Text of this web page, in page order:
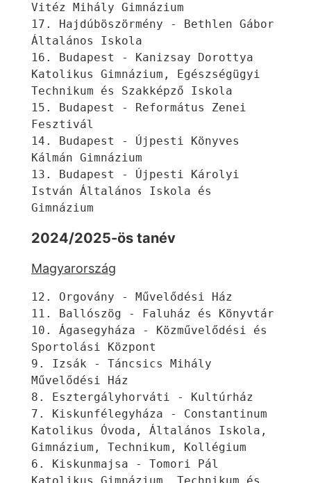
Vitéz Mihály Gimnázium
17. Hajdúböszörmény - Bethlen Gábor
Általános Iskola
16. Budapest - Kanizsay Dorottya
Katolikus Gimnázium, Egészségügyi
Technikum és Szakképző Iskola
15. Budapest - Református Zenei
Fesztivál
14. Budapest - Újpesti Könyves
Kálmán Gimnázium
13. Budapest - Újpesti Károlyi
István Általános Iskola és
Gimnázium
2024/2025-ös tanév
Magyarország
12. Orgovány - Művelődési Ház
11. Ballószög - Faluház és Könyvtár
10. Ágasegyháza - Közművelődési és
Sportolási Központ
9. Izsák - Táncsics Mihály
Művelődési Ház
8. Esztergályhorváti - Kultúrház
7. Kiskunfélegyháza - Constantinum
Katolikus Óvoda, Általános Iskola,
Gimnázium, Technikum, Kollégium
6. Kiskunmajsa - Tomori Pál